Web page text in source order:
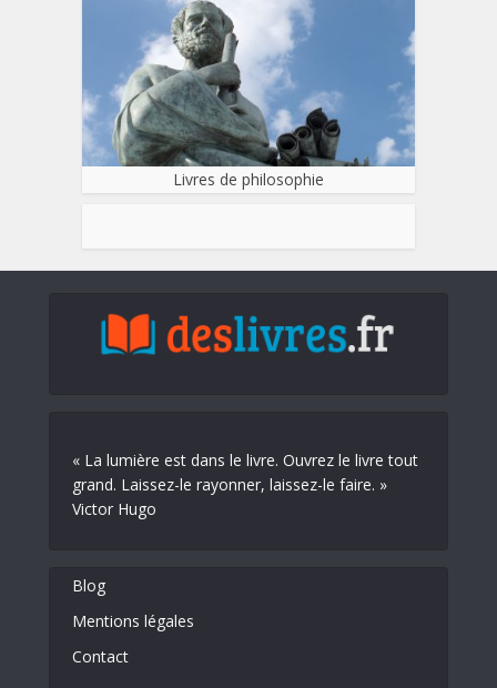
Livres de philosophie
« La lumière est dans le livre. Ouvrez le livre tout
grand. Laissez-le rayonner, laissez-le faire. »
Victor Hugo
Blog
Mentions légales
Contact